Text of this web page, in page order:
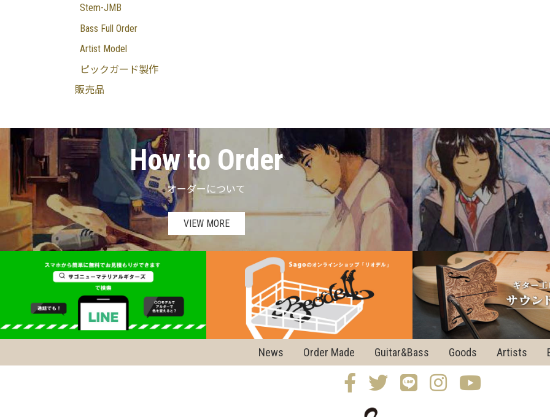
Stem-JMB
Bass Full Order
Artist Model
ピックガード製作
販売品
How to Order
オーダーについて
VIEW MORE
News Order Made Guitar&Bass Goods Artists